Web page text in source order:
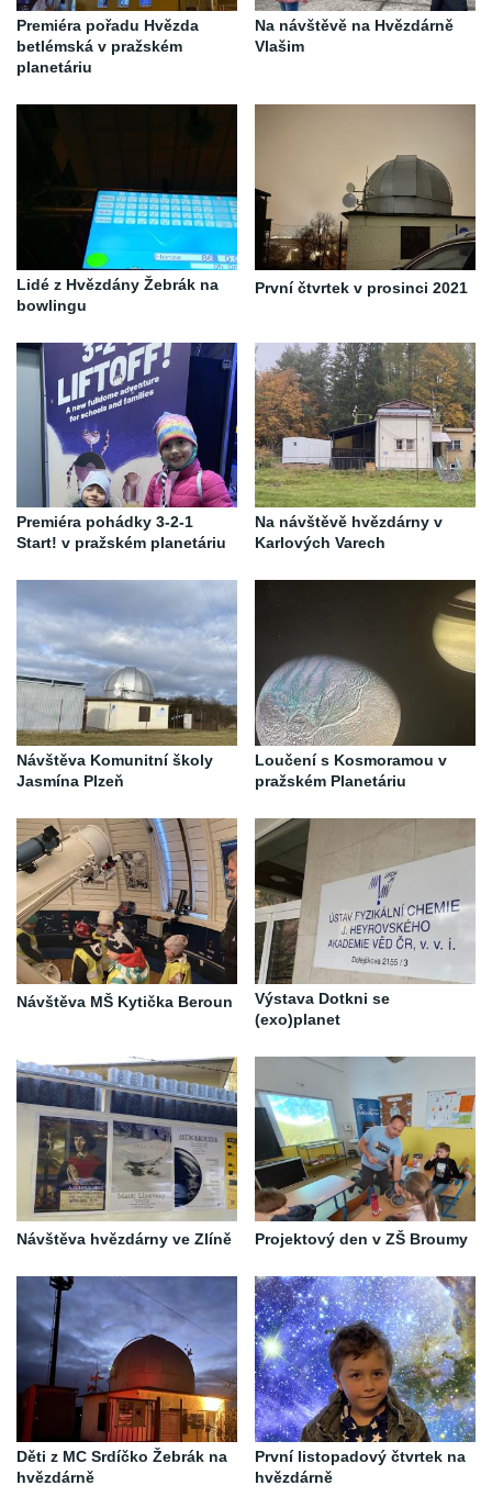
Premiéra pořadu Hvězda
betlémská v pražském
planetáriu
Na návštěvě na Hvězdárně
Vlašim
Lidé z Hvězdány Žebrák na
bowlingu
První čtvrtek v prosinci 2021
Premiéra pohádky 3-2-1
Start! v pražském planetáriu
Na návštěvě hvězdárny v
Karlových Varech
Návštěva Komunitní školy
Jasmína Plzeň
Loučení s Kosmoramou v
pražském Planetáriu
Návštěva MŠ Kytička Beroun
Výstava Dotkni se
(exo)planet
Návštěva hvězdárny ve Zlíně Projektový den v ZŠ Broumy
Děti z MC Srdíčko Žebrák na
hvězdárně
První listopadový čtvrtek na
hvězdárně